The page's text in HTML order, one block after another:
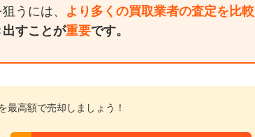
うには、
より多くの買取業者の査定を比較
すことが重要です。
最高額で売却しましょう！